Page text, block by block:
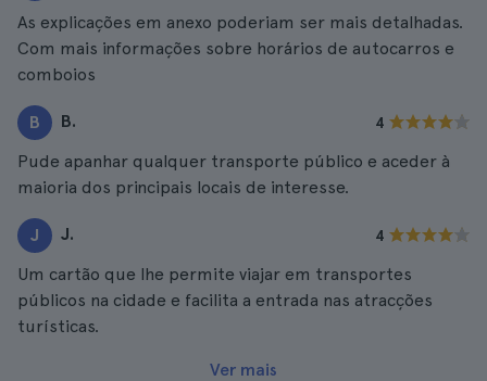
As explicações em anexo poderiam ser mais detalhadas.
Com mais informações sobre horários de autocarros e
comboios
B B. 4
Pude apanhar qualquer transporte público e aceder à
maioria dos principais locais de interesse.
J J. 4
Um cartão que lhe permite viajar em transportes
públicos na cidade e facilita a entrada nas atracções
turísticas.
Ver mais